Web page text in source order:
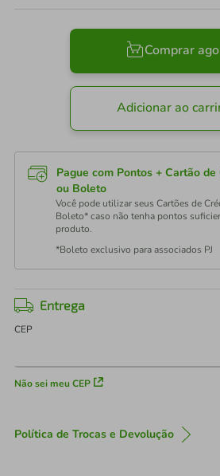
Comprar
Adicionar ao
Pague com Pontos + Cartão
ou Boleto
Você pode utilizar seus Cartões de
Boleto* caso não tenha pontos
produto.
*Boleto exclusivo para associados PJ
Entrega
CEP
Não sei meu CEP
Política de Trocas e Devolução